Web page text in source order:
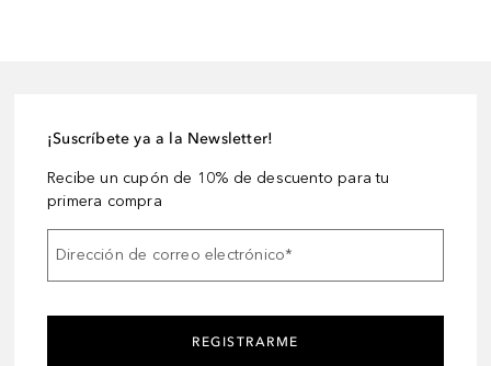
¡Suscríbete ya a la Newsletter!
Recibe un cupón de 10% de descuento para tu
primera compra
Dirección de correo electrónico*
REGISTRARME